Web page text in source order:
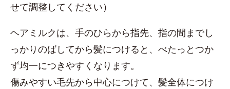
せて調整してください）
ヘアミルクは、手のひらから指先、指の間までし
っかりのばしてから髪につけると、べたっとつか
ず均一につきやすくなります。
傷みやすい毛先から中心につけて、髪全体につけ